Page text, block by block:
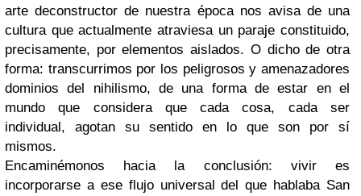
arte deconstructor de nuestra época nos avisa de una
cultura que actualmente atraviesa un paraje constituido,
precisamente, por elementos aislados. O dicho de otra
forma: transcurrimos por los peligrosos y amenazadores
dominios del nihilismo, de una forma de estar en el
mundo que considera que cada cosa, cada ser
individual, agotan su sentido en lo que son por sí
mismos.
Encaminémonos hacia la conclusión: vivir es
incorporarse a ese flujo universal del que hablaba San